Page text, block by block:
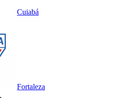
Cuiabá
Fortaleza